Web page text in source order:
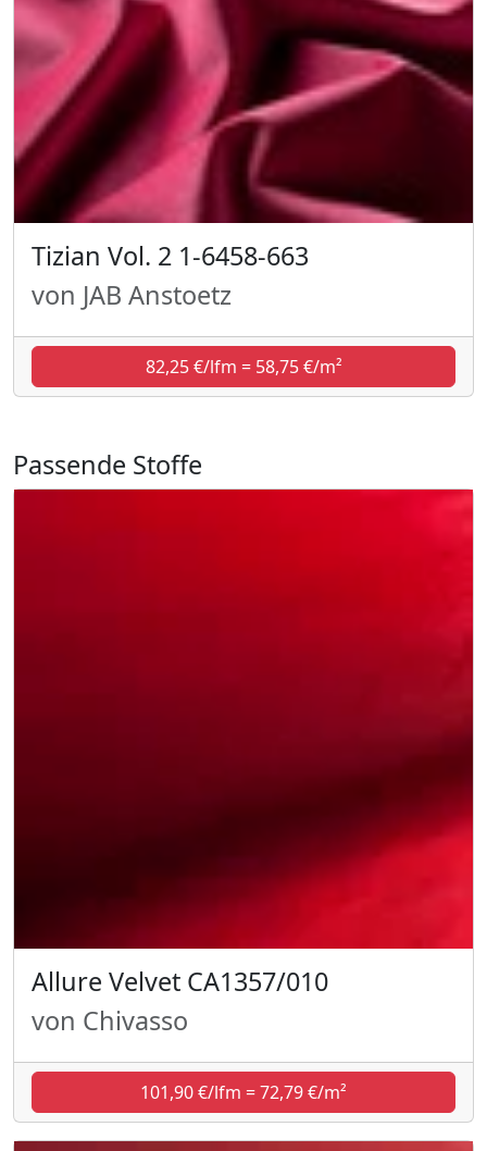
Tizian Vol. 2 1-6458-663
von JAB Anstoetz
82,25 €/lfm = 58,75 €/m²
Passende Stoffe
Allure Velvet CA1357/010
von Chivasso
101,90 €/lfm = 72,79 €/m²